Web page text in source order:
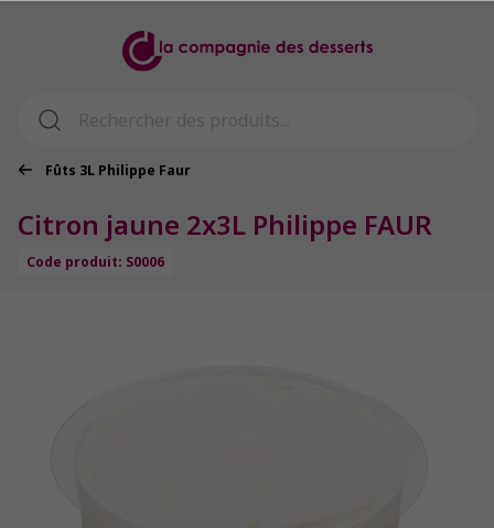
Fûts 3L Philippe Faur
Citron jaune 2x3L Philippe FAUR
Code produit: S0006